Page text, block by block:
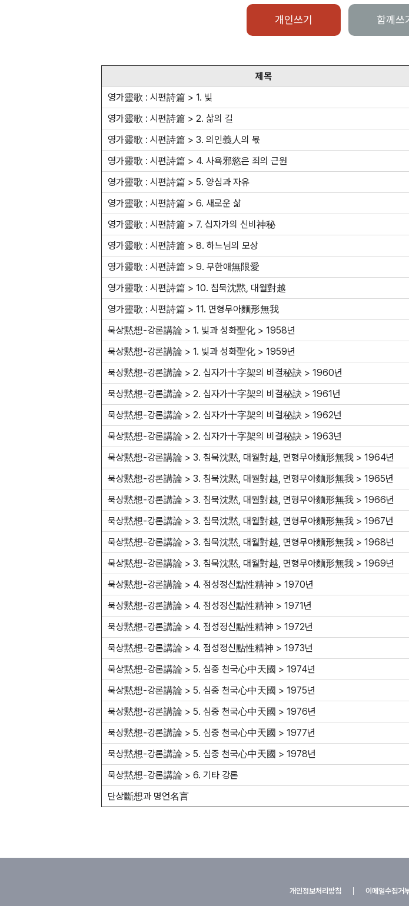
개인쓰기 함께쓰
제목
영가靈歌 : 시편詩篇 > 1. 빛
영가靈歌 : 시편詩篇 > 2. 삶의 길
영가靈歌 : 시편詩篇 > 3. 의인義人의 몫
영가靈歌 : 시편詩篇 > 4. 사욕邪慾은 죄의 근원
영가靈歌 : 시편詩篇 > 5. 양심과 자유
영가靈歌 : 시편詩篇 > 6. 새로운 삶
영가靈歌 : 시편詩篇 > 7. 십자가의 신비神秘
영가靈歌 : 시편詩篇 > 8. 하느님의 모상
영가靈歌 : 시편詩篇 > 9. 무한애無限愛
영가靈歌 : 시편詩篇 > 10. 침묵沈黙, 대월對越
영가靈歌 : 시편詩篇 > 11. 면형무아麵形無我
묵상黙想-강론講論 > 1. 빛과 성화聖化 > 1958년
묵상黙想-강론講論 > 1. 빛과 성화聖化 > 1959년
묵상黙想-강론講論 > 2. 십자가十字架의 비결秘訣 > 1960년
묵상黙想-강론講論 > 2. 십자가十字架의 비결秘訣 > 1961년
묵상黙想-강론講論 > 2. 십자가十字架의 비결秘訣 > 1962년
묵상黙想-강론講論 > 2. 십자가十字架의 비결秘訣 > 1963년
묵상黙想-강론講論 > 3. 침묵沈黙, 대월對越, 면형무아麵形無我 > 1964년
묵상黙想-강론講論 > 3. 침묵沈黙, 대월對越, 면형무아麵形無我 > 1965년
묵상黙想-강론講論 > 3. 침묵沈黙, 대월對越, 면형무아麵形無我 > 1966년
묵상黙想-강론講論 > 3. 침묵沈黙, 대월對越, 면형무아麵形無我 > 1967년
묵상黙想-강론講論 > 3. 침묵沈黙, 대월對越, 면형무아麵形無我 > 1968년
묵상黙想-강론講論 > 3. 침묵沈黙, 대월對越, 면형무아麵形無我 > 1969년
묵상黙想-강론講論 > 4. 점성정신點性精神 > 1970년
묵상黙想-강론講論 > 4. 점성정신點性精神 > 1971년
묵상黙想-강론講論 > 4. 점성정신點性精神 > 1972년
묵상黙想-강론講論 > 4. 점성정신點性精神 > 1973년
묵상黙想-강론講論 > 5. 심중 천국心中天國 > 1974년
묵상黙想-강론講論 > 5. 심중 천국心中天國 > 1975년
묵상黙想-강론講論 > 5. 심중 천국心中天國 > 1976년
묵상黙想-강론講論 > 5. 심중 천국心中天國 > 1977년
묵상黙想-강론講論 > 5. 심중 천국心中天國 > 1978년
묵상黙想-강론講論 > 6. 기타 강론
단상斷想과 명언名言
개인정보처리방침 이메일수집거